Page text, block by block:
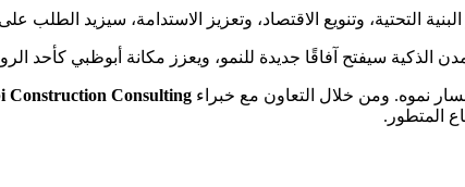
التحتية، وتنويع الاقتصاد، وتعزيز الاستدامة، سيزيد الطلب
الذكية سيفتح آفاقًا جديدة للنمو، ويعزز مكانة أبوظبي كأحد
نموه. ومن خلال التعاون مع خبراء Construction Consulting
المتطور.